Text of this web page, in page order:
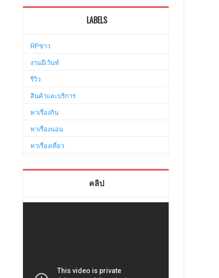
LABELS
RPข่าว
งานอีเว้นท์
รีวิว
สินค้าและบริการ
หาเรื่องกิน
หาเรื่องนอน
หาเรื่องเที่ยว
คลิป